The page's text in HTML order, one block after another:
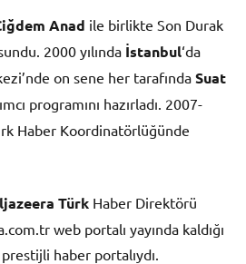
Anad ile birlikte Son Durak
2000 yılında İstanbul‘da
on sene her tarafında Suat
programını hazırladı. 2007-
Haber Koordinatörlüğünde
Türk Haber Direktörü
web portalı yayında kaldığı
haber portalıydı.